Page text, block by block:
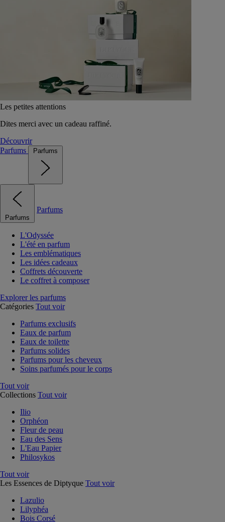
Les petites attentions
Dites merci avec un cadeau raffiné.
Découvrir
Parfums
Parfums
Parfums
Parfums
L'Odyssée
L'été en parfum
Les emblématiques
Les idées cadeaux
Coffrets découverte
Le coffret à composer
Explorer les parfums
Catégories Tout voir
Parfums exclusifs
Eaux de parfum
Eaux de toilette
Parfums solides
Parfums pour les cheveux
Soins parfumés pour le corps
Tout voir
Collections Tout voir
Ilio
Orphéon
Fleur de peau
Eau des Sens
L'Eau Papier
Philosykos
Tout voir
Les Essences de Diptyque Tout voir
Lazulio
Lilyphéa
Bois Corsé